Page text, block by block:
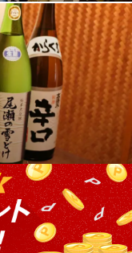
1分
えました。また、本
ます！
ノ門一丁目
ていますが、当店は
そして飲み方を是